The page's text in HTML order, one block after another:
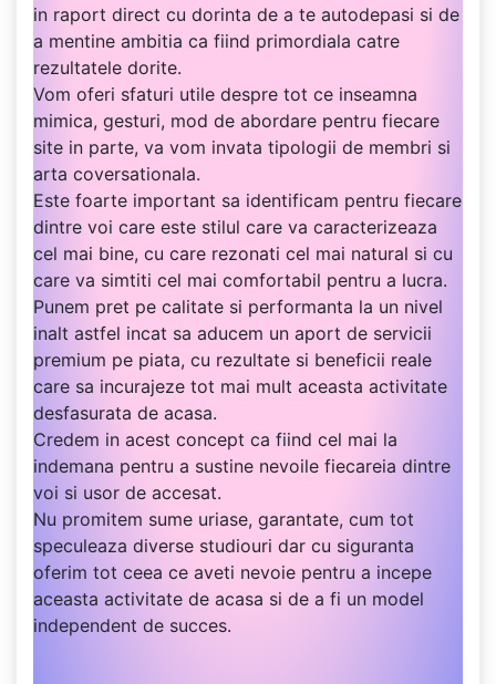
in raport direct cu dorinta de a te autodepasi si de
a mentine ambitia ca fiind primordiala catre
rezultatele dorite.
Vom oferi sfaturi utile despre tot ce inseamna
mimica, gesturi, mod de abordare pentru fiecare
site in parte, va vom invata tipologii de membri si
arta coversationala.
Este foarte important sa identificam pentru fiecare
dintre voi care este stilul care va caracterizeaza
cel mai bine, cu care rezonati cel mai natural si cu
care va simtiti cel mai comfortabil pentru a lucra.
Punem pret pe calitate si performanta la un nivel
inalt astfel incat sa aducem un aport de servicii
premium pe piata, cu rezultate si beneficii reale
care sa incurajeze tot mai mult aceasta activitate
desfasurata de acasa.
Credem in acest concept ca fiind cel mai la
indemana pentru a sustine nevoile fiecareia dintre
voi si usor de accesat.
Nu promitem sume uriase, garantate, cum tot
speculeaza diverse studiouri dar cu siguranta
oferim tot ceea ce aveti nevoie pentru a incepe
aceasta activitate de acasa si de a fi un model
independent de succes.